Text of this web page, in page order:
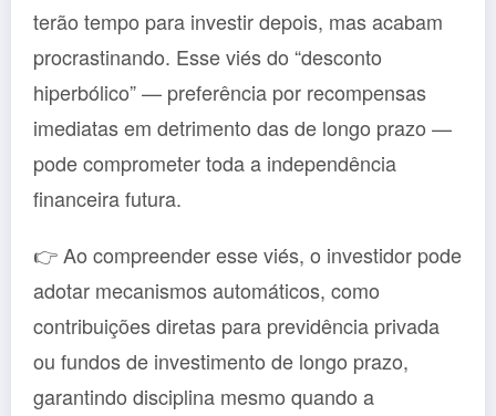
terão tempo para investir depois, mas acabam
procrastinando. Esse viés do “desconto
hiperbólico” — preferência por recompensas
imediatas em detrimento das de longo prazo —
pode comprometer toda a independência
financeira futura.
👉 Ao compreender esse viés, o investidor pode
adotar mecanismos automáticos, como
contribuições diretas para previdência privada
ou fundos de investimento de longo prazo,
garantindo disciplina mesmo quando a